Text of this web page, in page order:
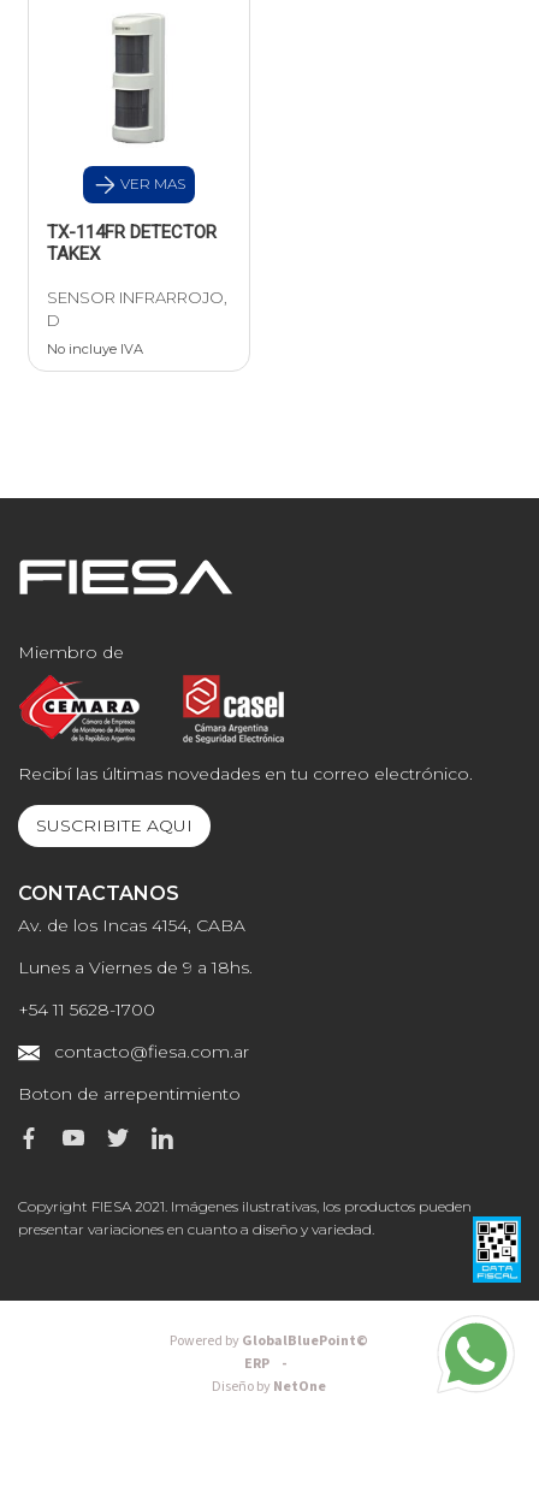
VER MAS
TX-114FR DETECTOR
TAKEX
SENSOR INFRARROJO,
D
No incluye IVA
Miembro de
Recibí las últimas novedades en tu correo electrónico.
SUSCRIBITE AQUI
CONTACTANOS
Av. de los Incas 4154, CABA
Lunes a Viernes de 9 a 18hs.
+54 11 5628-1700
contacto@fiesa.com.ar
Boton de arrepentimiento
Copyright FIESA 2021. Imágenes ilustrativas, los productos pueden
presentar variaciones en cuanto a diseño y variedad.
Powered byGlobalBluePoint©
ERP -
Diseño byNetOne